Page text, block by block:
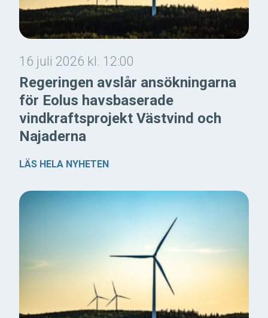
16 juli 2026 kl. 12:00
Regeringen avslår ansökningarna
för Eolus havsbaserade
vindkraftsprojekt Västvind och
Najaderna
LÄS HELA NYHETEN